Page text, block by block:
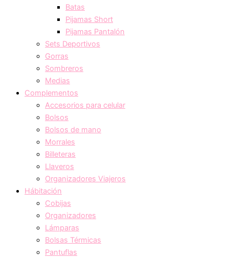
Batas
Pijamas Short
Pijamas Pantalón
Sets Deportivos
Gorras
Sombreros
Medias
Complementos
Accesorios para celular
Bolsos
Bolsos de mano
Morrales
Billeteras
Llaveros
Organizadores Viajeros
Hábitación
Cobijas
Organizadores
Lámparas
Bolsas Térmicas
Pantuflas